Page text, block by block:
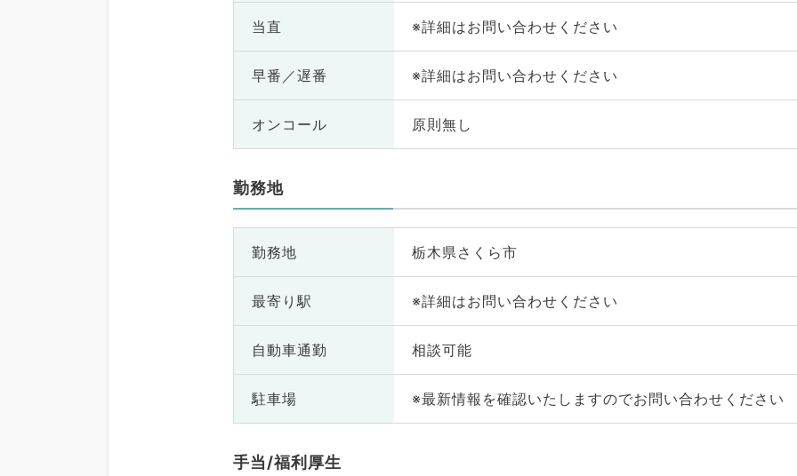
当直 ※詳細はお問い合わせください
早番／遅番 ※詳細はお問い合わせください
オンコール 原則無し
勤務地
勤務地 栃木県さくら市
最寄り駅 ※詳細はお問い合わせください
自動車通勤 相談可能
駐車場 ※最新情報を確認いたしますのでお問い合わせください
手当/福利厚生